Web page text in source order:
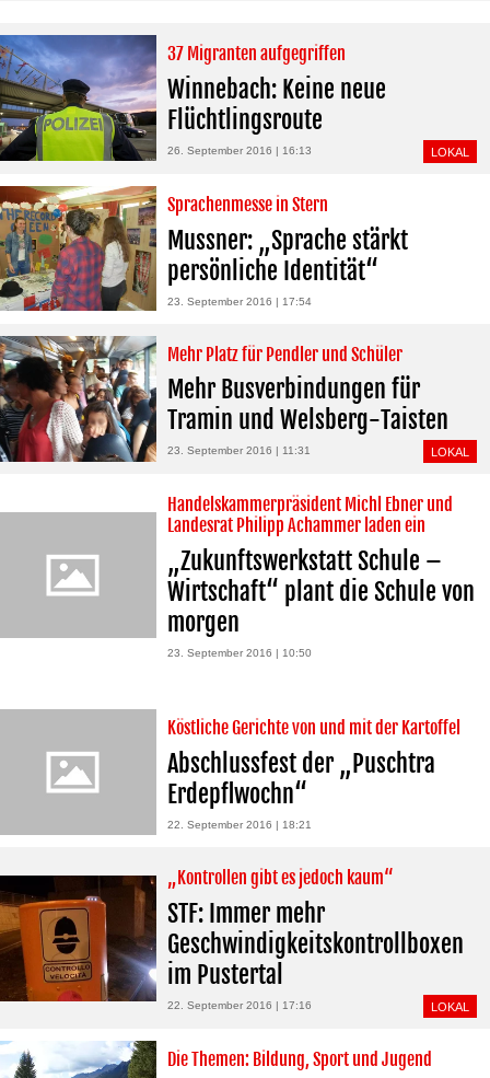
37 Migranten aufgegriffen
Winnebach: Keine neue
Flüchtlingsroute
26. September 2016 | 16:13 LOKAL
Sprachenmesse in Stern
Mussner: „Sprache stärkt
persönliche Identität“
23. September 2016 | 17:54
Mehr Platz für Pendler und Schüler
Mehr Busverbindungen für
Tramin und Welsberg-Taisten
23. September 2016 | 11:31 LOKAL
Handelskammerpräsident Michl Ebner und
Landesrat Philipp Achammer laden ein
„Zukunftswerkstatt Schule –
Wirtschaft“ plant die Schule von
morgen
23. September 2016 | 10:50
Köstliche Gerichte von und mit der Kartoffel
Abschlussfest der „Puschtra
Erdepflwochn“
22. September 2016 | 18:21
„Kontrollen gibt es jedoch kaum“
STF: Immer mehr
Geschwindigkeitskontrollboxen
im Pustertal
22. September 2016 | 17:16 LOKAL
Die Themen: Bildung, Sport und Jugend